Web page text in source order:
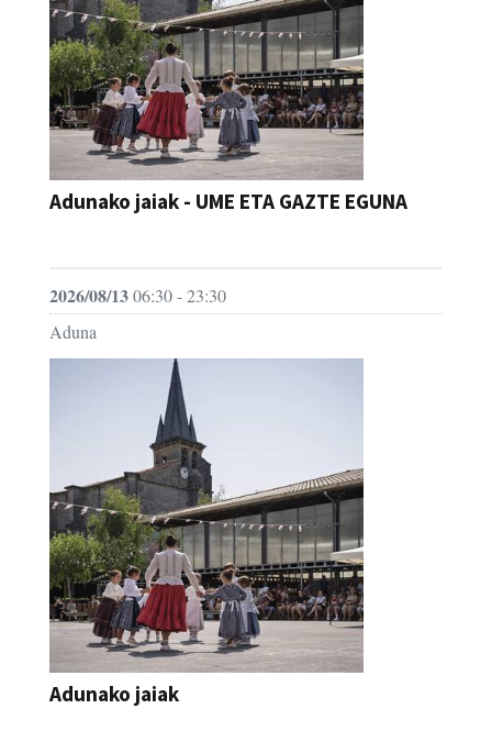
Adunako jaiak - UME ETA GAZTE EGUNA
2026/08/1306:30 - 23:30
Aduna
Adunako jaiak